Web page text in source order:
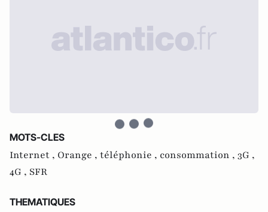
MOTS-CLES
Internet , Orange , téléphonie , consommation , 3G ,
4G , SFR
THEMATIQUES